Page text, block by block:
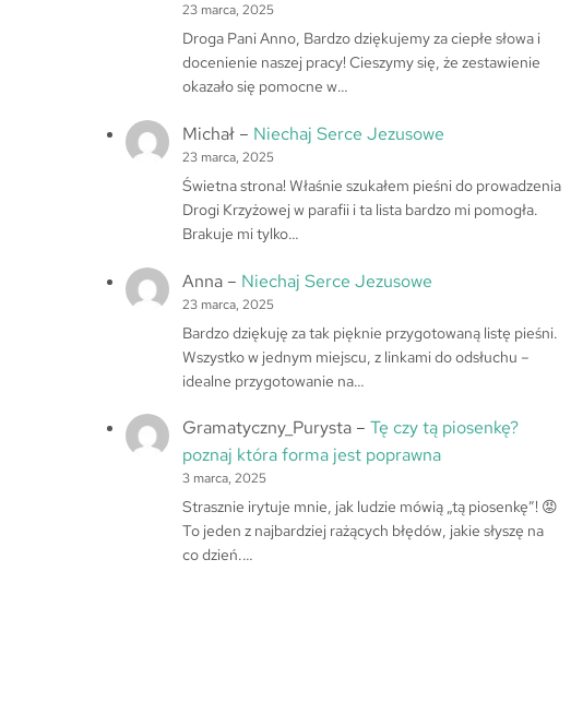
23 marca, 2025
Droga Pani Anno, Bardzo dziękujemy za ciepłe słowa i
docenienie naszej pracy! Cieszymy się, że zestawienie
okazało się pomocne w…
Michał – Niechaj Serce Jezusowe
23 marca, 2025
Świetna strona! Właśnie szukałem pieśni do prowadzenia
Drogi Krzyżowej w parafii i ta lista bardzo mi pomogła.
Brakuje mi tylko…
Anna – Niechaj Serce Jezusowe
23 marca, 2025
Bardzo dziękuję za tak pięknie przygotowaną listę pieśni.
Wszystko w jednym miejscu, z linkami do odsłuchu –
idealne przygotowanie na…
Gramatyczny_Purysta –Tę czy tą piosenkę?
poznaj która forma jest poprawna
3 marca, 2025
Strasznie irytuje mnie, jak ludzie mówią „tą piosenkę”! 😡
To jeden z najbardziej rażących błędów, jakie słyszę na
co dzień.…